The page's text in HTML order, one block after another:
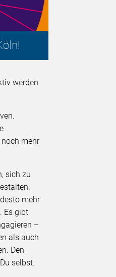
werden
mehr
sich zu
mehr
Es gibt
–
als auch
Den
selbst.